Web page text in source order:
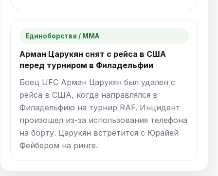
Единоборства / ММА
Арман Царукян снят с рейса в США
перед турниром в Филадельфии
Боец UFC Арман Царукян был удален с
рейса в США, когда направлялся в
Филадельфию на турнир RAF. Инцидент
произошел из-за использования телефона
на борту. Царукян встретится с Юрайей
Фейбером на ринге.